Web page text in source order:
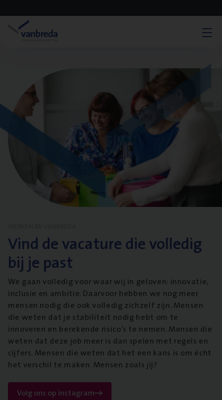
Vind de vacature die volledig
bij je past
We gaan volledig voor waar wij in geloven: innovatie,
inclusie en ambitie. Daarvoor hebben we nog meer
mensen nodig die ook volledig zichzelf zijn. Mensen
die weten dat je stabiliteit nodig hebt om te
innoveren en berekende risico’s te nemen. Mensen die
weten dat deze job meer is dan spelen met regels en
cijfers. Mensen die weten dat het een kans is om écht
het verschil te maken. Mensen zoals jij?
Volg ons op instagram